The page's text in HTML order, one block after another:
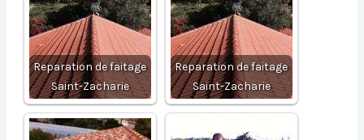
Reparation de faitage
Saint-Zacharie
Reparation de faitage
Saint-Zacharie